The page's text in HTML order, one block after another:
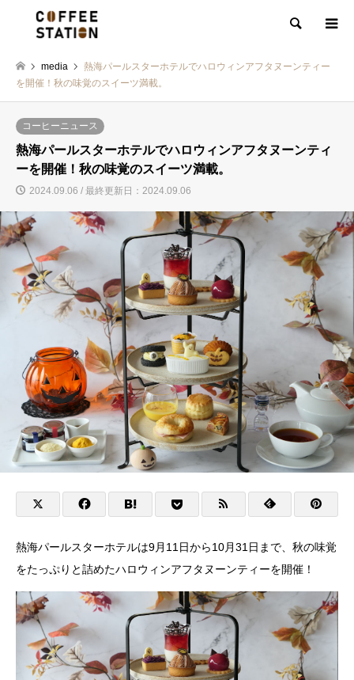
検索
media
熱海パールスターホテルでハロウィンアフタヌーンティー
を開催！秋の味覚のスイーツ満載。
コーヒーニュース
熱海パールスターホテルでハロウィンアフタヌーンティ
ーを開催！秋の味覚のスイーツ満載。
2024.09.06 / 最終更新日：2024.09.06
熱海パールスターホテルは9月11日から10月31日まで、秋の味覚
をたっぷりと詰めたハロウィンアフタヌーンティーを開催！